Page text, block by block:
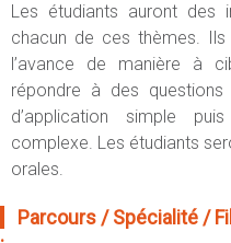
Les étudiants auront des
chacun de ces thèmes.
l’avance de manière à
répondre à des
d’application simple
complexe. Les étudiants
orales.
Parcours / Spécialité /